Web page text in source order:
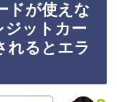
ドが使えな
ジットカー
れるとエラ